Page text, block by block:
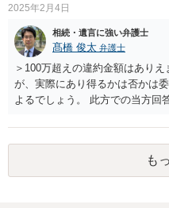
2025年2月4日
相続・遺言に強い弁護士
髙橋 俊太 弁護士
＞100万超えの違約金額はあり
が、実際にあり得るかは否かは
よるでしょう。 此方での当方回
も